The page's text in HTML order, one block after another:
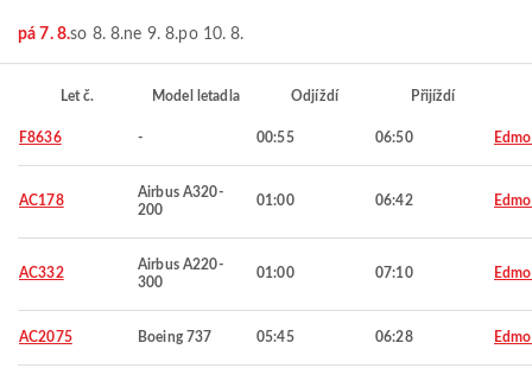
pá 7. 8.so 8. 8.ne 9. 8.po 10. 8.
Let č. Model letadla Odjíždí Přijíždí
F8636 - 00:55 06:50
AC178
Airbus A320-
200
01:00 06:42
AC332
Airbus A220-
300
01:00 07:10
AC2075 Boeing 737 05:45 06:28